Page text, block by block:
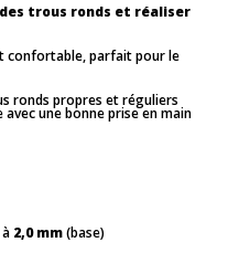
trous ronds et réaliser
confortable, parfait pour le
ronds propres et réguliers
une bonne prise en main
2,0 mm(base)